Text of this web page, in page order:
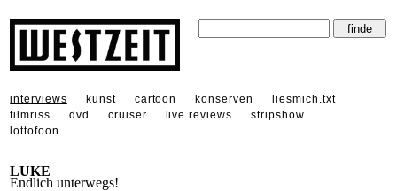
interviews kunst cartoon konserven
liesmich.txt
filmriss
dvd cruiser live reviews
stripshow
lottofoon
LUKE
Endlich unterwegs!